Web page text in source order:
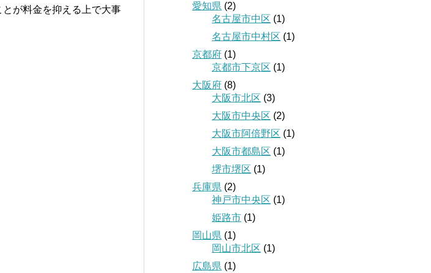
が料金を抑える上で大事
愛知県 (2)
名古屋市中区 (1)
名古屋市中村区 (1)
京都府 (1)
京都市下京区 (1)
大阪府 (8)
大阪市北区 (3)
大阪市中央区 (2)
大阪市阿倍野区 (1)
大阪市都島区 (1)
堺市堺区 (1)
兵庫県 (2)
神戸市中央区 (1)
姫路市 (1)
岡山県 (1)
岡山市北区 (1)
広島県 (1)